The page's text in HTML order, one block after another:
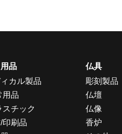
品
ィカル製品
用品
スチック
印刷品
仏具
彫刻製品
仏壇
仏像
香炉